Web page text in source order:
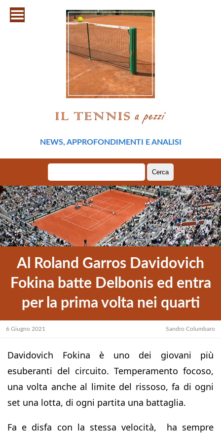
NEWS, APPROFONDIMENTI E ANALISI
per:
Al Roland Garros Davidovich
Fokina batte Delbonis ed entra
per la prima volta nei quarti
6 Giugno 2021 Sandro Columbaro
Davidovich Fokina è uno dei giovani più
esuberanti del circuito. Temperamento focoso,
una volta anche al limite del rissoso, fa di ogni
set una lotta, di ogni partita una battaglia.
Fa e disfa con la stessa velocità, ha sempre